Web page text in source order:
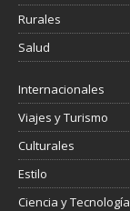
Rurales
Salud
Internacionales
Viajes y Turismo
Culturales
Estilo
Ciencia y Tecnología